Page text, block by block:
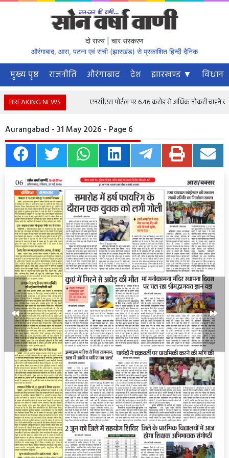
दो राज्य | चार संस्करण
औरंगाबाद, आरा, पटना एवं रांची (झारखंड) से प्रकाशित हिन्दी दैनिक
मुख्य पृष्ठ राजनीति औरंगाबाद देश झारखण्ड ▼
BREAKING NEWS एनसीएस पोर्टल पर 6.46 करोड़ से अधिक नौकरी चाहने
Aurangabad - 31 May 2026 - Page 6